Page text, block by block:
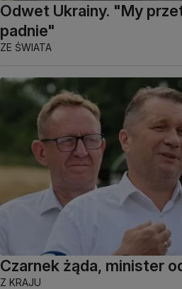
Odwet Ukrainy. "My
padnie"
ZE ŚWIATA
Czarnek żąda, minister
Z KRAJU